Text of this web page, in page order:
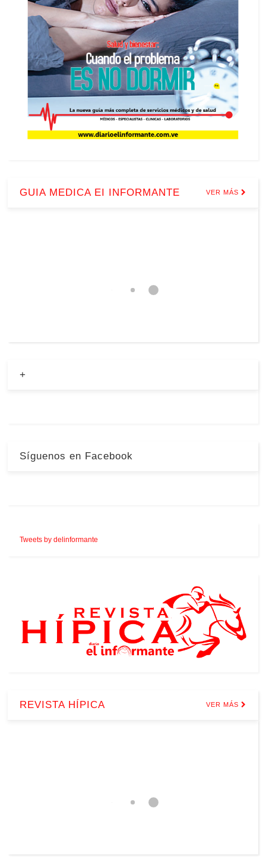
GUIA MEDICA EI INFORMANTE VER MÁS
+
Síguenos en Facebook
Tweets by delinformante
REVISTA HÍPICA VER MÁS